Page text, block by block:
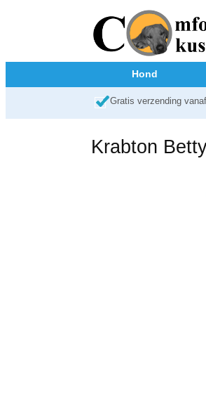
Hond
Gratis verzending
Krabton